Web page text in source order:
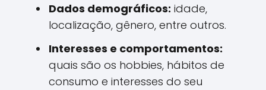
Dados demográficos: idade,
localização, gênero, entre outros.
Interesses e comportamentos:
quais são os hobbies, hábitos de
consumo e interesses do seu